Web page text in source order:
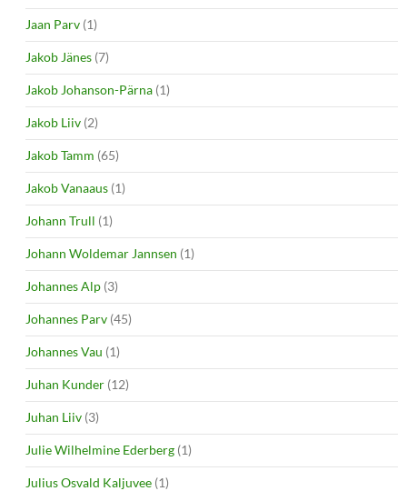
Jaan Parv (1)
Jakob Jänes (7)
Jakob Johanson-Pärna (1)
Jakob Liiv (2)
Jakob Tamm (65)
Jakob Vanaaus (1)
Johann Trull (1)
Johann Woldemar Jannsen (1)
Johannes Alp (3)
Johannes Parv (45)
Johannes Vau (1)
Juhan Kunder (12)
Juhan Liiv (3)
Julie Wilhelmine Ederberg (1)
Julius Osvald Kaljuvee (1)